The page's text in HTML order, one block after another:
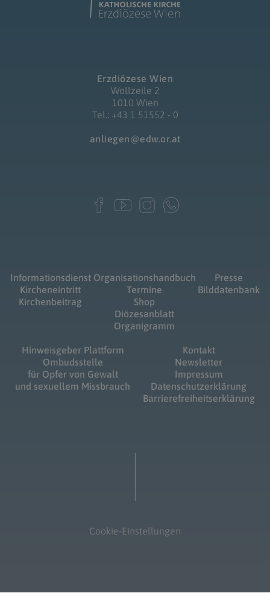
Erzdiözese Wien
Wollzeile 2
1010 Wien
Tel.: +43 1 51552 - 0
anliegen@edw.or.at
Informationsdienst
Kircheneintritt
Kirchenbeitrag
Organisationshandbuch
Termine
Shop
Diözesanblatt
Organigramm
Presse
Bilddatenbank
Hinweisgeber Plattform
Ombudsstelle
für Opfer von Gewalt
und sexuellem Missbrauch
Kontakt
Newsletter
Impressum
Datenschutzerklärung
Barrierefreiheitserklärung
Cookie-Einstellungen